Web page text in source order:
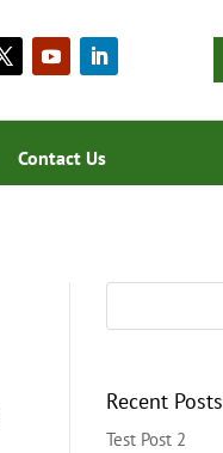
Contact Us
Recent Posts
Test Post 2